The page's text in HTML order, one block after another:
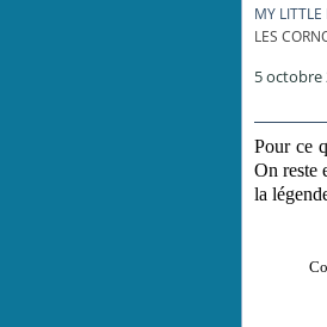
MY LITTLE
LES
5 octobre
Pour ce
On reste
la